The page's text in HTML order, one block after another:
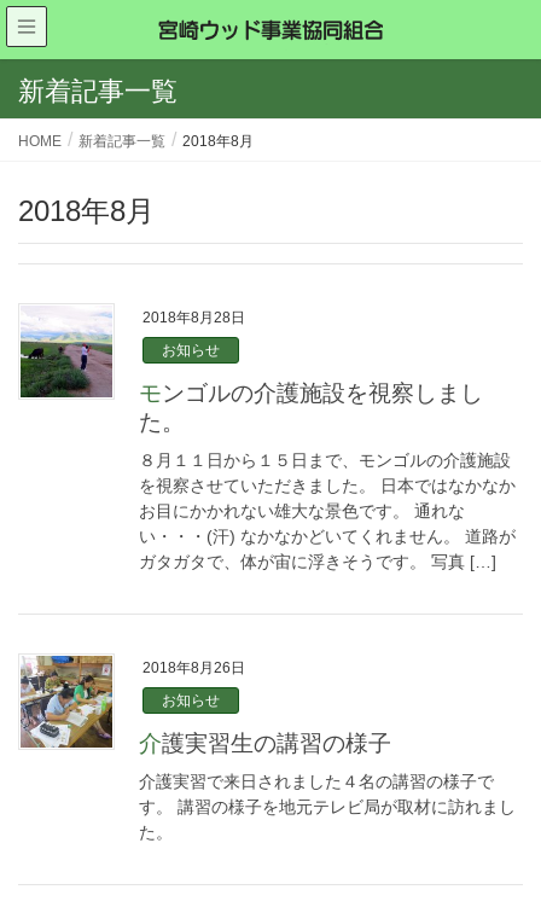
新着記事一覧
HOME 新着記事一覧 2018年8月
2018年8月
2018年8月28日
お知らせ
モンゴルの介護施設を視察しまし
た。
８月１１日から１５日まで、モンゴルの介護施設
を視察させていただきました。 日本ではなかなか
お目にかかれない雄大な景色です。 通れな
い・・・(汗) なかなかどいてくれません。 道路が
ガタガタで、体が宙に浮きそうです。 写真 […]
2018年8月26日
お知らせ
介護実習生の講習の様子
介護実習で来日されました４名の講習の様子で
す。 講習の様子を地元テレビ局が取材に訪れまし
た。